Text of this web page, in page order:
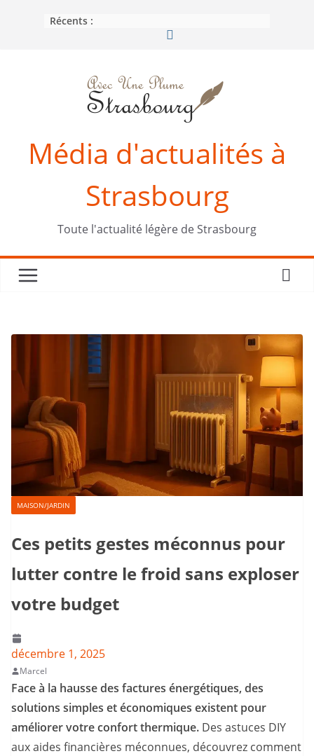
Récents :
Média d'actualités à
Strasbourg
Toute l'actualité légère de Strasbourg
MAISON/JARDIN
Ces petits gestes méconnus pour
lutter contre le froid sans exploser
votre budget
décembre 1, 2025
Marcel
Face à la hausse des factures énergétiques, des
solutions simples et économiques existent pour
améliorer votre confort thermique. Des astuces DIY
aux aides financières méconnues, découvrez comment